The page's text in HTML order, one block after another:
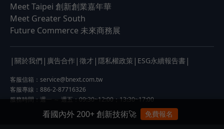
Meet Taipei 創新創業嘉年華
Meet Greater South
Future Commerce 未來商務展
| 關於我們 | 廣告合作 | 徵才 | 隱私權政策 | ESG永續報告書 |
客服信箱： service@bnext.com.tw
客服專線：886-2-87716326
服務時間：週一 ～ 週五：09:30~12:00；13:30~17:00
看國內外 200+ 創新技術🚀 免費報名